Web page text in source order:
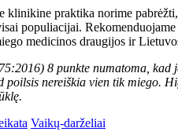
klinikine praktika norime
populiacijai.
medicinos draugijos ir
8 punkte numatoma,
poilsis nereiškia vien tik miego.
Vaikų-darželiai